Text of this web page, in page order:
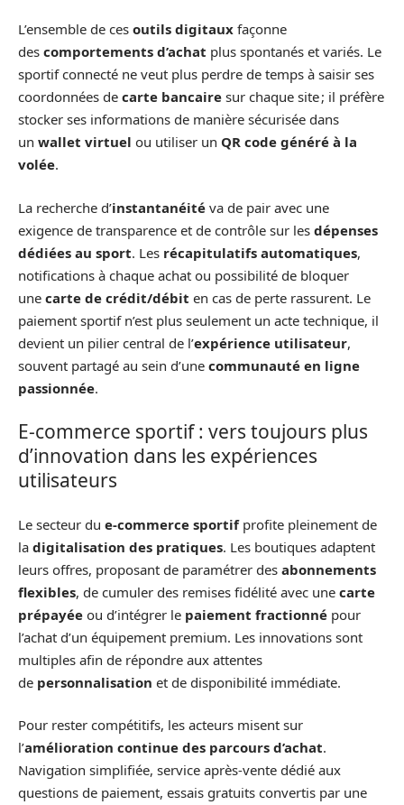
L’ensemble de ces outils digitaux façonne
des comportements d’achat plus spontanés et variés. Le
sportif connecté ne veut plus perdre de temps à saisir ses
coordonnées de carte bancaire sur chaque site ; il préfère
stocker ses informations de manière sécurisée dans
un wallet virtuel ou utiliser un QR code généré à la
volée.
La recherche d’instantanéité va de pair avec une
exigence de transparence et de contrôle sur les dépenses
dédiées au sport. Les récapitulatifs automatiques,
notifications à chaque achat ou possibilité de bloquer
une carte de crédit/débit en cas de perte rassurent. Le
paiement sportif n’est plus seulement un acte technique, il
devient un pilier central de l’expérience utilisateur,
souvent partagé au sein d’une communauté en ligne
passionnée.
E-commerce sportif : vers toujours plus
d’innovation dans les expériences
utilisateurs
Le secteur du e-commerce sportifprofite pleinement de
la digitalisation des pratiques. Les boutiques adaptent
leurs offres, proposant de paramétrer des abonnements
flexibles, de cumuler des remises fidélité avec une carte
prépayée ou d’intégrer le paiement fractionné pour
l’achat d’un équipement premium. Les innovations sont
multiples afin de répondre aux attentes
de personnalisation et de disponibilité immédiate.
Pour rester compétitifs, les acteurs misent sur
l’amélioration continue des parcours d’achat.
Navigation simplifiée, service après-vente dédié aux
questions de paiement, essais gratuits convertis par une